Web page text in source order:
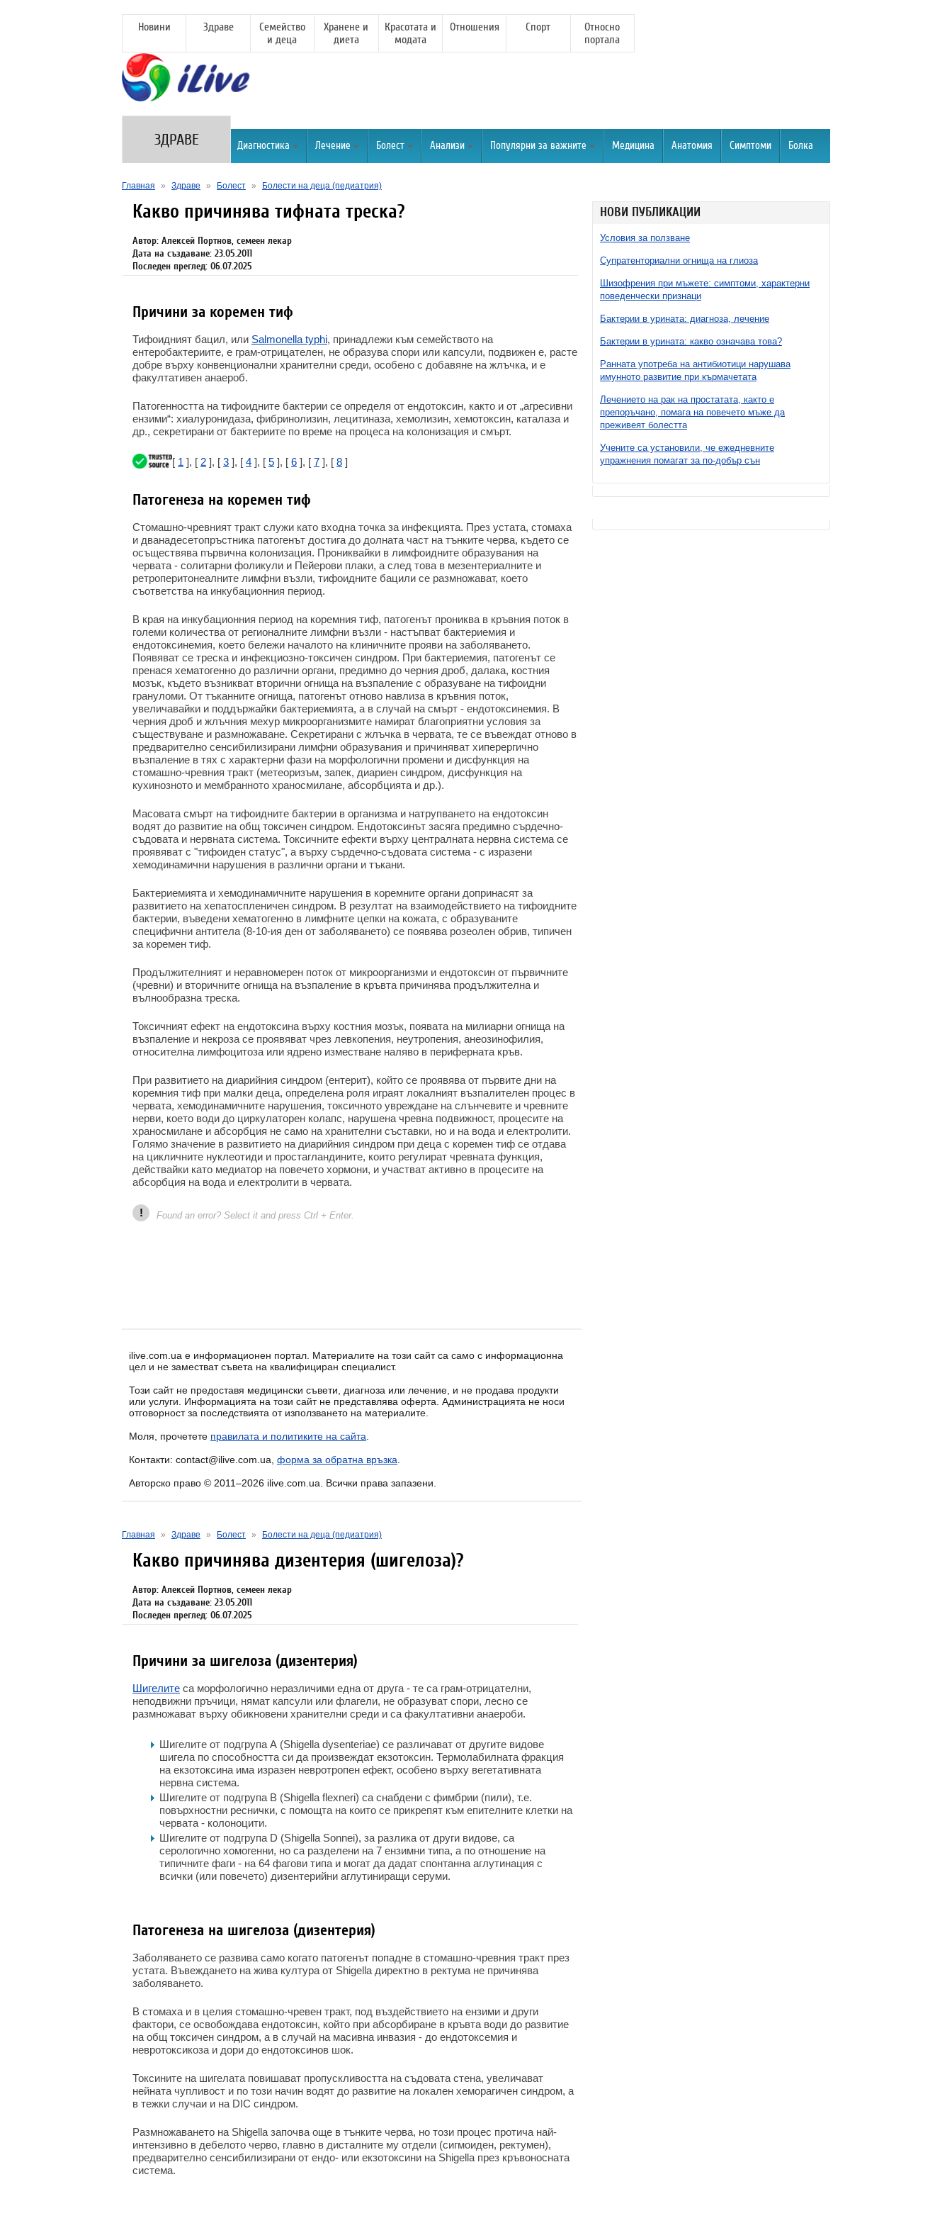
Новини Здраве
Семейство
и деца
Хранене и
диета
Красотата и
модата
Отношения Спорт
Относно
портала
ЗДРАВЕ Диагностика Лечение Болест Анализи Популярни за важните Медицина Анатомия Симптоми Болка
Главная » Здраве » Болест » Болести на деца (педиатрия)
НОВИ ПУБЛИКАЦИИ
Условия за ползване
Супратенториални огнища на глиоза
Шизофрения при мъжете: симптоми, характерни
поведенчески признаци
Бактерии в урината: диагноза, лечение
Бактерии в урината: какво означава това?
Ранната употреба на антибиотици нарушава
имунното развитие при кърмачетата
Лечението на рак на простатата, както е
препоръчано, помага на повечето мъже да
преживеят болестта
Учените са установили, че ежедневните
упражнения помагат за по-добър сън
Какво причинява тифната треска?
Автор: Алексей Портнов, семеен лекар
Дата на създаване: 23.05.2011
Последен преглед: 06.07.2025
Причини за коремен тиф
Тифоидният бацил, или Salmonella typhi, принадлежи към семейството на
ентеробактериите, е грам-отрицателен, не образува спори или капсули, подвижен е, расте
добре върху конвенционални хранителни среди, особено с добавяне на жлъчка, и е
факултативен анаероб.
Патогенността на тифоидните бактерии се определя от ендотоксин, както и от „агресивни
ензими“: хиалуронидаза, фибринолизин, лецитиназа, хемолизин, хемотоксин, каталаза и
др., секретирани от бактериите по време на процеса на колонизация и смърт.
[ 1 ], [ 2 ], [ 3 ], [ 4 ], [ 5 ], [ 6 ], [ 7 ], [ 8 ]
Патогенеза на коремен тиф
Стомашно-чревният тракт служи като входна точка за инфекцията. През устата, стомаха
и дванадесетопръстника патогенът достига до долната част на тънките черва, където се
осъществява първична колонизация. Прониквайки в лимфоидните образувания на
червата - солитарни фоликули и Пейерови плаки, а след това в мезентериалните и
ретроперитонеалните лимфни възли, тифоидните бацили се размножават, което
съответства на инкубационния период.
В края на инкубационния период на коремния тиф, патогенът прониква в кръвния поток в
големи количества от регионалните лимфни възли - настъпват бактериемия и
ендотоксинемия, което бележи началото на клиничните прояви на заболяването.
Появяват се треска и инфекциозно-токсичен синдром. При бактериемия, патогенът се
пренася хематогенно до различни органи, предимно до черния дроб, далака, костния
мозък, където възникват вторични огнища на възпаление с образуване на тифоидни
грануломи. От тъканните огнища, патогенът отново навлиза в кръвния поток,
увеличавайки и поддържайки бактериемията, а в случай на смърт - ендотоксинемия. В
черния дроб и жлъчния мехур микроорганизмите намират благоприятни условия за
съществуване и размножаване. Секретирани с жлъчка в червата, те се въвеждат отново в
предварително сенсибилизирани лимфни образувания и причиняват хиперергично
възпаление в тях с характерни фази на морфологични промени и дисфункция на
стомашно-чревния тракт (метеоризъм, запек, диариен синдром, дисфункция на
кухинозното и мембранното храносмилане, абсорбцията и др.).
Масовата смърт на тифоидните бактерии в организма и натрупването на ендотоксин
водят до развитие на общ токсичен синдром. Ендотоксинът засяга предимно сърдечно-
съдовата и нервната система. Токсичните ефекти върху централната нервна система се
проявяват с "тифоиден статус", а върху сърдечно-съдовата система - с изразени
хемодинамични нарушения в различни органи и тъкани.
Бактериемията и хемодинамичните нарушения в коремните органи допринасят за
развитието на хепатоспленичен синдром. В резултат на взаимодействието на тифоидните
бактерии, въведени хематогенно в лимфните цепки на кожата, с образуваните
специфични антитела (8-10-ия ден от заболяването) се появява розеолен обрив, типичен
за коремен тиф.
Продължителният и неравномерен поток от микроорганизми и ендотоксин от първичните
(чревни) и вторичните огнища на възпаление в кръвта причинява продължителна и
вълнообразна треска.
Токсичният ефект на ендотоксина върху костния мозък, появата на милиарни огнища на
възпаление и некроза се проявяват чрез левкопения, неутропения, анеозинофилия,
относителна лимфоцитоза или ядрено изместване наляво в периферната кръв.
При развитието на диарийния синдром (ентерит), който се проявява от първите дни на
коремния тиф при малки деца, определена роля играят локалният възпалителен процес в
червата, хемодинамичните нарушения, токсичното увреждане на слънчевите и чревните
нерви, което води до циркулаторен колапс, нарушена чревна подвижност, процесите на
храносмилане и абсорбция не само на хранителни съставки, но и на вода и електролити.
Голямо значение в развитието на диарийния синдром при деца с коремен тиф се отдава
на цикличните нуклеотиди и простагландините, които регулират чревната функция,
действайки като медиатор на повечето хормони, и участват активно в процесите на
абсорбция на вода и електролити в червата.
! Found an error? Select it and press Ctrl + Enter.
ilive.com.ua е информационен портал. Материалите на този сайт са само с информационна
цел и не заместват съвета на квалифициран специалист.
Този сайт не предоставя медицински съвети, диагноза или лечение, и не продава продукти
или услуги. Информацията на този сайт не представлява оферта. Администрацията не носи
отговорност за последствията от използването на материалите.
Моля, прочетете правилата и политиките на сайта
Контакти: contact@ilive.com.ua, форма за обратна връзка
Авторско право © 2011–2026 ilive.com.ua. Всички права запазени.
Главная » Здраве » Болест » Болести на деца (педиатрия)
Какво причинява дизентерия (шигелоза)?
Автор: Алексей Портнов, семеен лекар
Дата на създаване: 23.05.2011
Последен преглед: 06.07.2025
Причини за шигелоза (дизентерия)
Шигелите са морфологично неразличими една от друга - те са грам-отрицателни,
неподвижни пръчици, нямат капсули или флагели, не образуват спори, лесно се
размножават върху обикновени хранителни среди и са факултативни анаероби.
Шигелите от подгрупа А (Shigella dysenteriae) се различават от другите видове
шигела по способността си да произвеждат екзотоксин. Термолабилната фракция
на екзотоксина има изразен невротропен ефект, особено върху вегетативната
нервна система.
Шигелите от подгрупа B (Shigella flexneri) са снабдени с фимбрии (пили), т.е.
повърхностни реснички, с помощта на които се прикрепят към епителните клетки на
червата - колоноцити.
Шигелите от подгрупа D (Shigella Sonnei), за разлика от други видове, са
серологично хомогенни, но са разделени на 7 ензимни типа, а по отношение на
типичните фаги - на 64 фагови типа и могат да дадат спонтанна аглутинация с
всички (или повечето) дизентерийни аглутиниращи серуми.
Патогенеза на шигелоза (дизентерия)
Заболяването се развива само когато патогенът попадне в стомашно-чревния тракт през
устата. Въвеждането на жива култура от Shigella директно в ректума не причинява
заболяването.
В стомаха и в целия стомашно-чревен тракт, под въздействието на ензими и други
фактори, се освобождава ендотоксин, който при абсорбиране в кръвта води до развитие
на общ токсичен синдром, а в случай на масивна инвазия - до ендотоксемия и
невротоксикоза и дори до ендотоксинов шок.
Токсините на шигелата повишават пропускливостта на съдовата стена, увеличават
нейната чупливост и по този начин водят до развитие на локален хеморагичен синдром, а
в тежки случаи и на DIC синдром.
Размножаването на Shigella започва още в тънките черва, но този процес протича най-
интензивно в дебелото черво, главно в дисталните му отдели (сигмоиден, ректумен),
предварително сенсибилизирани от ендо- или екзотоксини на Shigella през кръвоносната
система.